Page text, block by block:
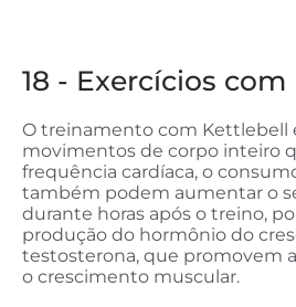
18 - Exercícios
O treinamento com Kettlebell
movimentos de corpo inteiro
frequência cardíaca, o
também podem aumentar o
durante horas após o treino,
produção do hormônio do
testosterona, que promovem
o crescimento muscular.